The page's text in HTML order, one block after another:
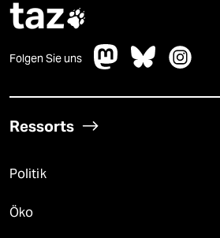
taz
Folgen Sie uns
Ressorts
Politik
Öko